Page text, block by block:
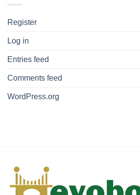
Register
Log in
Entries feed
Comments feed
WordPress.org